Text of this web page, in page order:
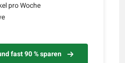
pro Woche
fast 90 % sparen